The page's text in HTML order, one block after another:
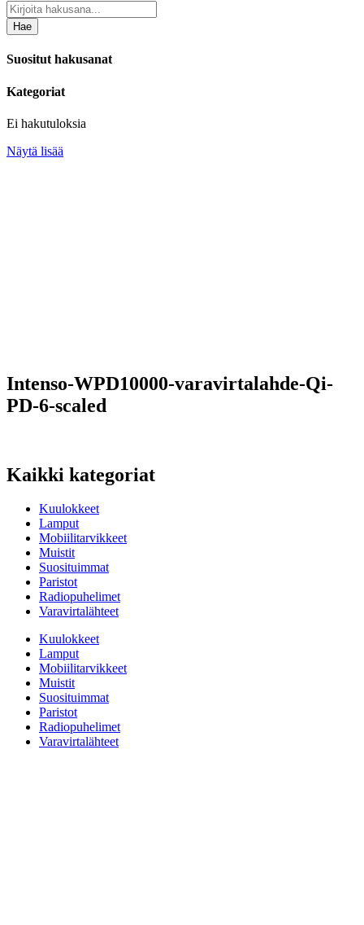
Hae
Suositut hakusanat
Kategoriat
Ei hakutuloksia
Näytä lisää
Intenso-WPD10000-varavirtalahde-Qi-
PD-6-scaled
Kaikki kategoriat
Kuulokkeet
Lamput
Mobiilitarvikkeet
Muistit
Suosituimmat
Paristot
Radiopuhelimet
Varavirtalähteet
Kuulokkeet
Lamput
Mobiilitarvikkeet
Muistit
Suosituimmat
Paristot
Radiopuhelimet
Varavirtalähteet